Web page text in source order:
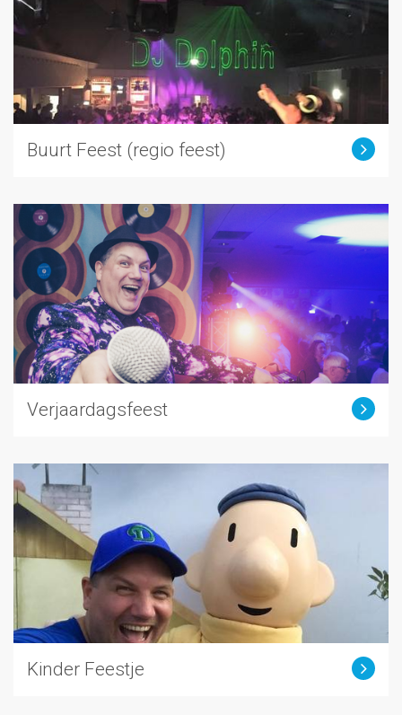
Buurt Feest (regio feest)
Verjaardagsfeest
Kinder Feestje